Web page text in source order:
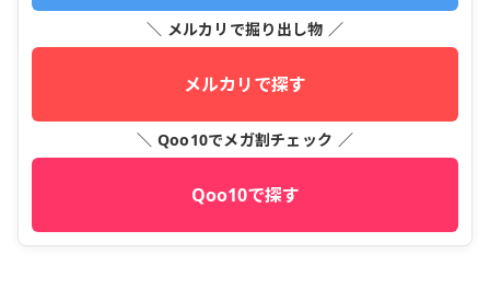
＼ メルカリで掘り出し物 ／
メルカリで探す
＼ Qoo10でメガ割チェック ／
Qoo10で探す